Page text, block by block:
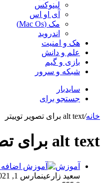
لینوکس
آی او اس
مک (Mac Os)
اندروید
هک و امنیت
علم و دانش
بازی و گیم
شبکه و سرور
سایدبار
جستجو برای
خانه/alt text برای تصویر توییتر
alt text برای تصویر توییتر
آموزش
سعید زارعینمارس 1, 2021